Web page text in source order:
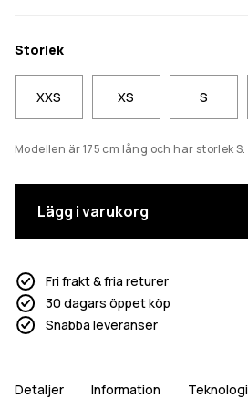
Storlek
XXS XS S
Modellen är 175 cm lång och har storlek S.
Lägg i varukorg
Fri frakt & fria returer
30 dagars öppet köp
Snabba leveranser
Detaljer Information Teknologi